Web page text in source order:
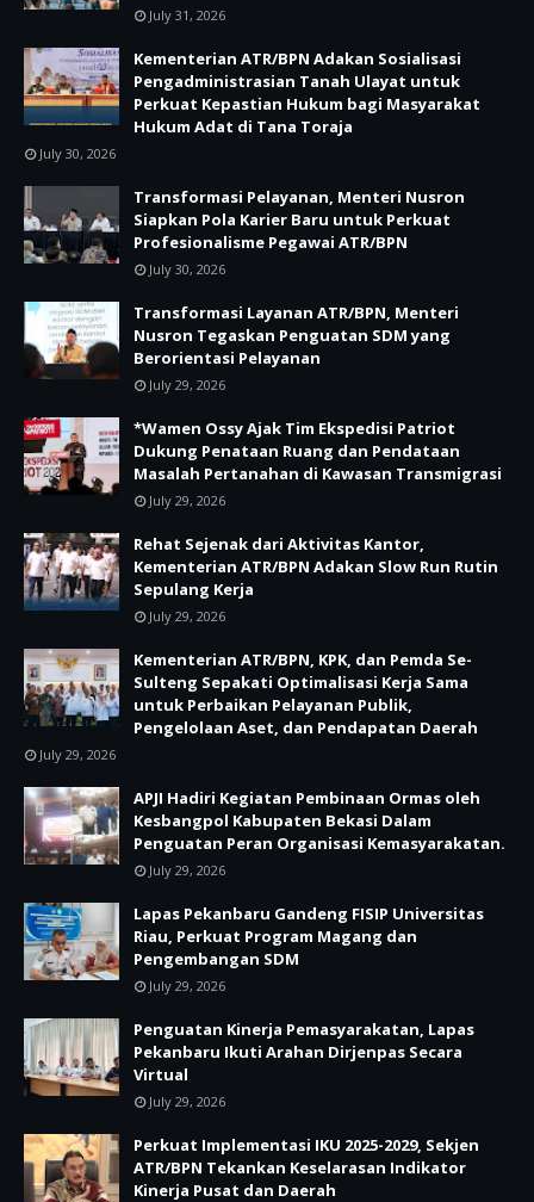
July 31, 2026
Kementerian ATR/BPN Adakan Sosialisasi
Pengadministrasian Tanah Ulayat untuk
Perkuat Kepastian Hukum bagi Masyarakat
Hukum Adat di Tana Toraja
July 30, 2026
Transformasi Pelayanan, Menteri Nusron
Siapkan Pola Karier Baru untuk Perkuat
Profesionalisme Pegawai ATR/BPN
July 30, 2026
Transformasi Layanan ATR/BPN, Menteri
Nusron Tegaskan Penguatan SDM yang
Berorientasi Pelayanan
July 29, 2026
*Wamen Ossy Ajak Tim Ekspedisi Patriot
Dukung Penataan Ruang dan Pendataan
Masalah Pertanahan di Kawasan Transmigrasi
July 29, 2026
Rehat Sejenak dari Aktivitas Kantor,
Kementerian ATR/BPN Adakan Slow Run Rutin
Sepulang Kerja
July 29, 2026
Kementerian ATR/BPN, KPK, dan Pemda Se-
Sulteng Sepakati Optimalisasi Kerja Sama
untuk Perbaikan Pelayanan Publik,
Pengelolaan Aset, dan Pendapatan Daerah
July 29, 2026
APJI Hadiri Kegiatan Pembinaan Ormas oleh
Kesbangpol Kabupaten Bekasi Dalam
Penguatan Peran Organisasi Kemasyarakatan.
July 29, 2026
Lapas Pekanbaru Gandeng FISIP Universitas
Riau, Perkuat Program Magang dan
Pengembangan SDM
July 29, 2026
Penguatan Kinerja Pemasyarakatan, Lapas
Pekanbaru Ikuti Arahan Dirjenpas Secara
Virtual
July 29, 2026
Perkuat Implementasi IKU 2025-2029, Sekjen
ATR/BPN Tekankan Keselarasan Indikator
Kinerja Pusat dan Daerah